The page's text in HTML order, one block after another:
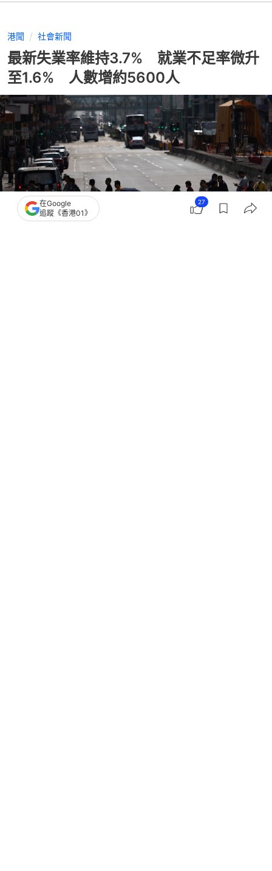
港聞 社會新聞
最新失業率維持3.7% 就業不足率微升
至1.6% 人數增約5600人
在Google
追蹤《香港01》
27